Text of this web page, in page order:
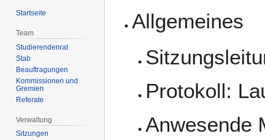
Navigation
SucheAllgemeines
Protokoll:
Anwesende
Startseite
Team
Studierendenrat
Stab
Beauftragungen
Kommissionen und
Gremien
Referate
Verwaltung
Sitzungen